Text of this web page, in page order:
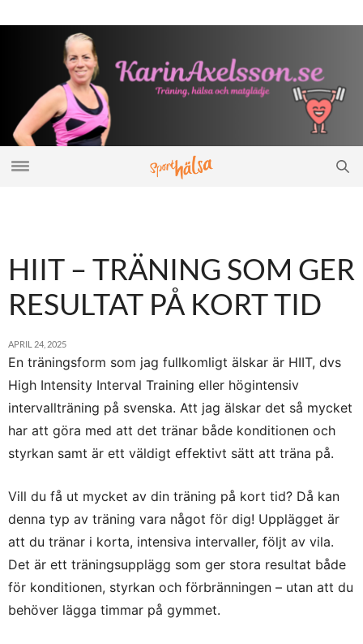
HIIT – TRÄNING SOM GER
RESULTAT PÅ KORT TID
APRIL 24, 2025
En träningsform som jag fullkomligt älskar är HIIT, dvs
High Intensity Interval Training eller högintensiv
intervallträning på svenska. Att jag älskar det så mycket
har att göra med att det tränar både konditionen och
styrkan samt är ett väldigt effektivt sätt att träna på.
Vill du få ut mycket av din träning på kort tid? Då kan
denna typ av träning vara något för dig! Upplägget är
att du tränar i korta, intensiva intervaller, följt av vila.
Det är ett träningsupplägg som ger stora resultat både
för konditionen, styrkan och förbränningen – utan att du
behöver lägga timmar på gymmet.